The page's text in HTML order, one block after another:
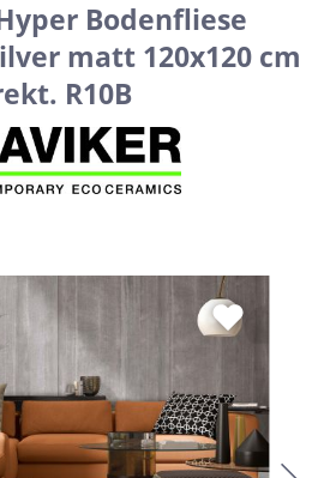
Bodenfliese
matt 120x120 cm
R10B